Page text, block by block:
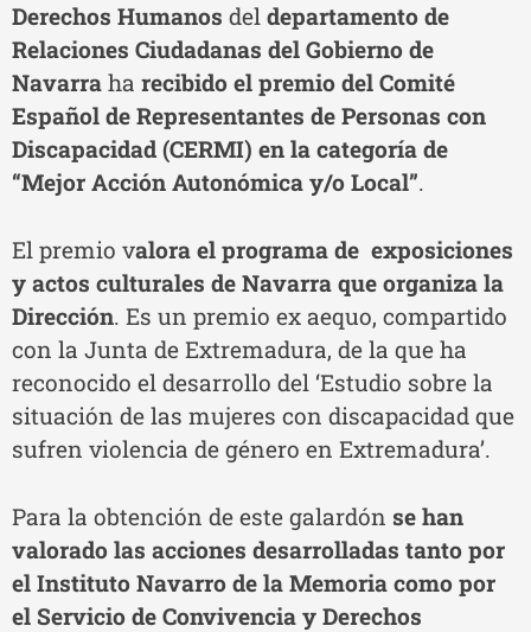
Derechos Humanos del departamento de
Relaciones Ciudadanas del Gobierno de
Navarra ha recibido el premio del Comité
Español de Representantes de Personas con
Discapacidad (CERMI) en la categoría de
“Mejor Acción Autonómica y/o Local”.
El premio valora el programa de exposiciones
y actos culturales de Navarra que organiza la
Dirección. Es un premio ex aequo, compartido
con la Junta de Extremadura, de la que ha
reconocido el desarrollo del ‘Estudio sobre la
situación de las mujeres con discapacidad que
sufren violencia de género en Extremadura’.
Para la obtención de este galardón se han
valorado las acciones desarrolladas tanto por
el Instituto Navarro de la Memoria como por
el Servicio de Convivencia y Derechos